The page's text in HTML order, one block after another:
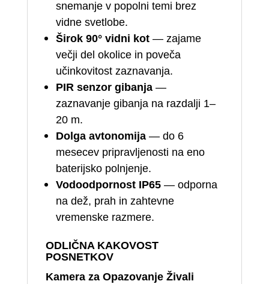
snemanje v popolni temi brez
vidne svetlobe.
Širok 90° vidni kot— zajame
večji del okolice in poveča
učinkovitost zaznavanja.
PIR senzor gibanja—
zaznavanje gibanja na razdalji 1–
20 m.
Dolga avtonomija— do 6
mesecev pripravljenosti na eno
baterijsko polnjenje.
Vodoodpornost IP65— odporna
na dež, prah in zahtevne
vremenske razmere.
ODLIČNA KAKOVOST
POSNETKOV
Kamera za Opazovanje Živali